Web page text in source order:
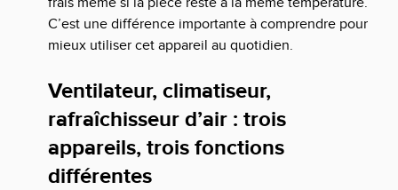
C’est une différence importante à comprendre pour
mieux utiliser cet appareil au quotidien.
Ventilateur, climatiseur,
rafraîchisseur d’air : trois
appareils, trois fonctions
différentes